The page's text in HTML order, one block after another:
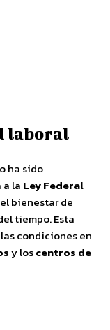
laboral
ha sido
a la Ley Federal
bienestar de
tiempo. Esta
condiciones en
y loscentros de